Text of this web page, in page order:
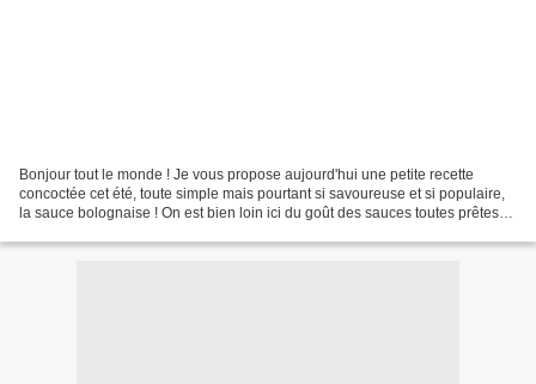
Bonjour tout le monde ! Je vous propose aujourd'hui une petite recette
concoctée cet été, toute simple mais pourtant si savoureuse et si populaire,
la sauce bolognaise ! On est bien loin ici du goût des sauces toutes prêtes